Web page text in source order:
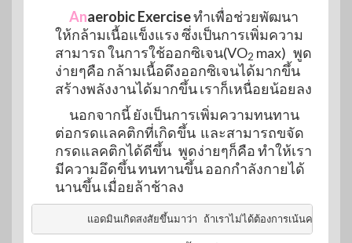
Anaerobic Exerciseทำเพื่อช่วยพัฒนา
ให้กล้ามเนื้อแข็งแรง ซึ่งเป็นการเพิ่มความ
สามารถ ในการใช้ออกซิเจน(VO2 max) พูด
ง่ายๆคือ กล้ามเนื้อดึงออกซิเจนได้มากขึ้น
สร้างพลังงานได้มากขึ้น เราก็เหนื่อยน้อยลง
นอกจากนี้ ยังเป็นการเพิ่มความทนทาน
ต่อกรดแลคติกที่เกิดขึ้น และสามารถขจัด
กรดแลคติกได้ดีขึ้น พูดง่ายๆก็คือ ทำให้เรา
มีความอึดขึ้น ทนทานขึ้น ออกกำลังกายได้
นานขึ้น เมื่อยล้าช้าลง
แอดมินเกิดสงสัยขึ้นมาว่า ถ้าเราไม่ได้ต้องการเน้นความแข็ง